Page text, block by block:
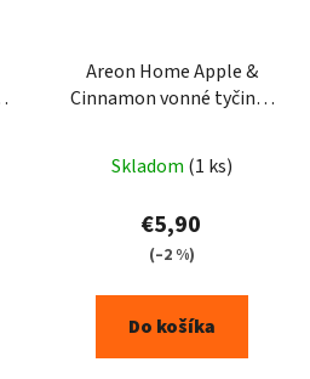
Areon Home Apple &
Cinnamon vonné tyčinky
Skladom (1 ks)
€5,90
(–2 %)
Do košíka